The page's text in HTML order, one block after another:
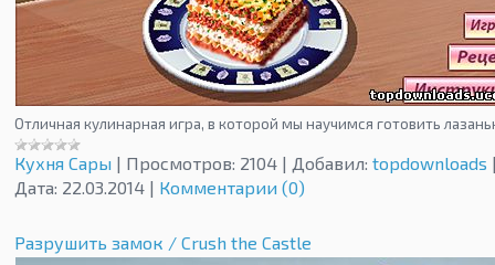
Отличная кулинарная игра, в которой мы научимся готовить
Кухня Сары | Просмотров: 2104 | Добавил: topdownloads
Дата: 22.03.2014 | Комментарии (0)
Разрушить замок / Crush the Castle